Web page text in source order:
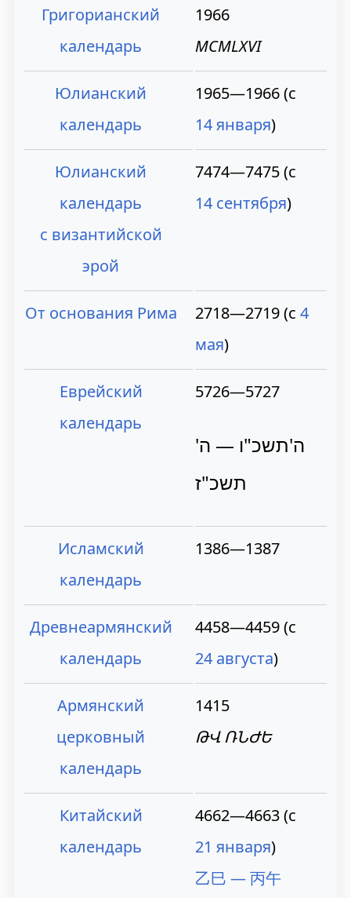
Григорианский
календарь
1966
MCMLXVI
Юлианский
календарь
1965—1966 (с
14 января)
Юлианский
календарь
с византийской
эрой
7474—7475 (с
14 сентября)
От основания Рима 2718—2719 (с 4
мая)
Еврейский
календарь
5726—5727
ה'תשכ"ו — ה'
תשכ"ז
Исламский
календарь
1386—1387
Древнеармянский
календарь
4458—4459 (с
24 августа)
Армянский
церковный
календарь
1415
ԹՎ ՌՆԺԵ
Китайский
календарь
4662—4663 (с
21 января)
乙巳 — 丙午